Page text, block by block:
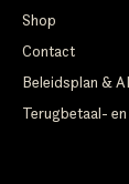
Shop
Contact
Beleidsplan &
Terugbetaal-